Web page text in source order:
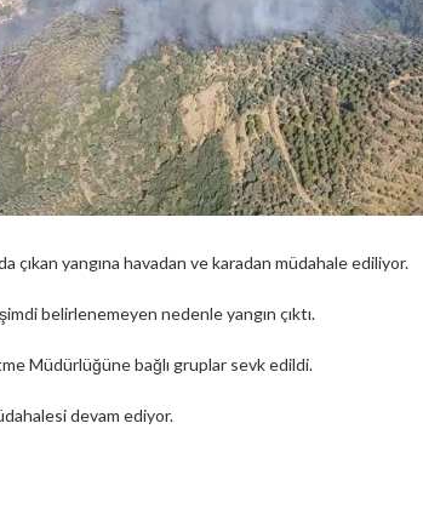
çıkan yangına havadan ve karadan müdahale ediliyor.
belirlenemeyen nedenle yangın çıktı.
Müdürlüğüne bağlı gruplar sevk edildi.
devam ediyor.